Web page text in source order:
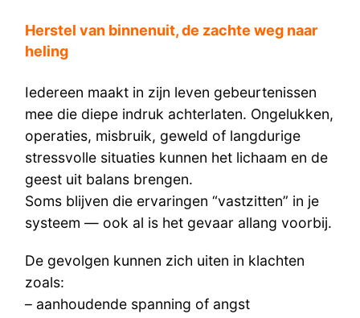
Herstel van binnenuit, de zachte weg naar
heling
Iedereen maakt in zijn leven gebeurtenissen
mee die diepe indruk achterlaten. Ongelukken,
operaties, misbruik, geweld of langdurige
stressvolle situaties kunnen het lichaam en de
geest uit balans brengen.
Soms blijven die ervaringen “vastzitten” in je
systeem — ook al is het gevaar allang voorbij.
De gevolgen kunnen zich uiten in klachten
zoals:
– aanhoudende spanning of angst